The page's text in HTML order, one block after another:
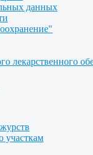
данных
лекарственного
участкам